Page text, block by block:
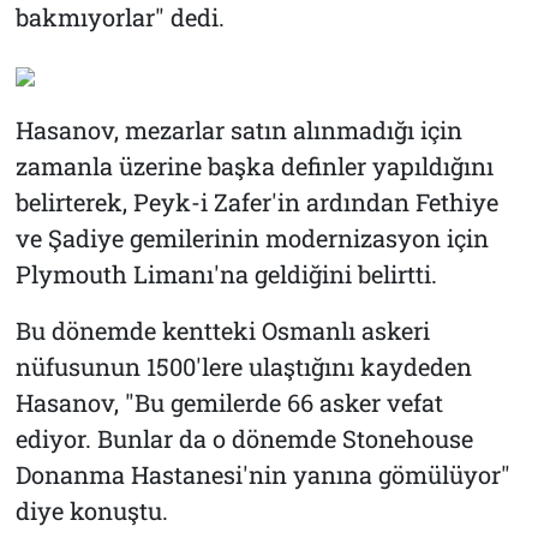
bakmıyorlar" dedi.
Hasanov, mezarlar satın alınmadığı için
zamanla üzerine başka definler yapıldığını
belirterek, Peyk-i Zafer'in ardından Fethiye
ve Şadiye gemilerinin modernizasyon için
Plymouth Limanı'na geldiğini belirtti.
Bu dönemde kentteki Osmanlı askeri
nüfusunun 1500'lere ulaştığını kaydeden
Hasanov, "Bu gemilerde 66 asker vefat
ediyor. Bunlar da o dönemde Stonehouse
Donanma Hastanesi'nin yanına gömülüyor"
diye konuştu.